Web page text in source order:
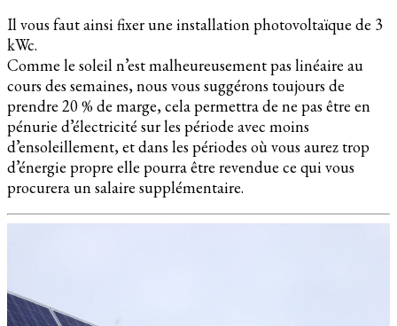
Il vous faut ainsi fixer une installation photovoltaïque de 3
kWc.
Comme le soleil n’est malheureusement pas linéaire au
cours des semaines, nous vous suggérons toujours de
prendre 20 % de marge, cela permettra de ne pas être en
pénurie d’électricité sur les période avec moins
d’ensoleillement, et dans les périodes où vous aurez trop
d’énergie propre elle pourra être revendue ce qui vous
procurera un salaire supplémentaire.